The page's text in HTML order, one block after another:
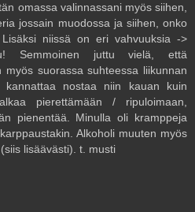
omassa valinnassani myös siihen,
jossain muodossa ja siihen, onko
niissä on eri vahvuuksia ->
Semmoinen juttu vielä, että
myös suorassa suhteessa liikunnan
kannattaa nostaa niin kauan kuin
pierettämään / ripuloimaan,
pienentää. Minulla oli kramppeja
Alkoholi muuten myös
lisäävästi). t. musti